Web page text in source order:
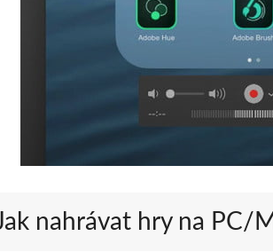
nahrávat hry na PC/